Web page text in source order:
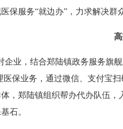
保服务“就边办”，力求解决
企业，结合郑陆镇政务服务旗
医保业务，通过微信、支付宝
，郑陆镇组织帮办代办队伍
石。